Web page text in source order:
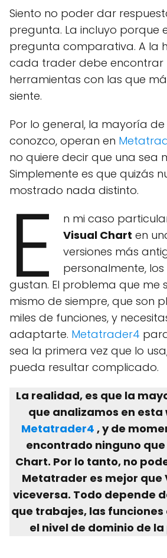
Siento no poder dar
pregunta. La incluyo porque
pregunta comparativa. A la
cada trader debe encontrar
herramientas con las que
siente.
Por lo general, la mayoría
conozco, operan en
no quiere decir que una sea
Simplemente es que quizás
mostrado nada distinto.
E
n mi caso
Visual Chart en
versiones más
personalmente,
gustan. El problema que me
mismo de siempre, que son
miles de funciones, y
adaptarte. Metatrader4
sea la primera vez que lo
pueda resultar complicado.
La realidad, es que la
que analizamos en esta
Metatrader4 , y de
encontrado ninguno
Chart. Por lo tanto, no
Metatrader es mejor que
viceversa. Todo depende
que trabajes, las funciones
el nivel de dominio de